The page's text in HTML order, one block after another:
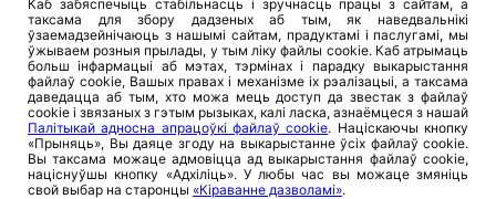
Каб забяспечыць стабільнасць і зручнасць працы з сайтам, а
таксама для збору дадзеных аб тым, як наведвальнікі
ўзаемадзейнічаюць з нашымі сайтам, прадуктамі і паслугамі, мы
ўжываем розныя прылады, у тым ліку файлы cookie. Каб атрымаць
больш інфармацыі аб мэтах, тэрмінах і парадку выкарыстання
файлаў cookie, Вашых правах і механізме іх рэалізацыі, а таксама
даведацца аб тым, хто можа мець доступ да звестак з файлаў
cookie і звязаных з гэтым рызыках, калі ласка, азнаёмцеся з нашай
Палітыкай адносна апрацоўкі файлаў cookie. Націскаючы кнопку
«Прыняць», Вы даяце згоду на выкарыстанне ўсіх файлаў cookie.
Вы таксама можаце адмовіцца ад выкарыстання файлаў cookie,
націснуўшы кнопку «Адхіліць». У любы час вы можаце змяніць
свой выбар на старонцы «Кіраванне дазволамі».